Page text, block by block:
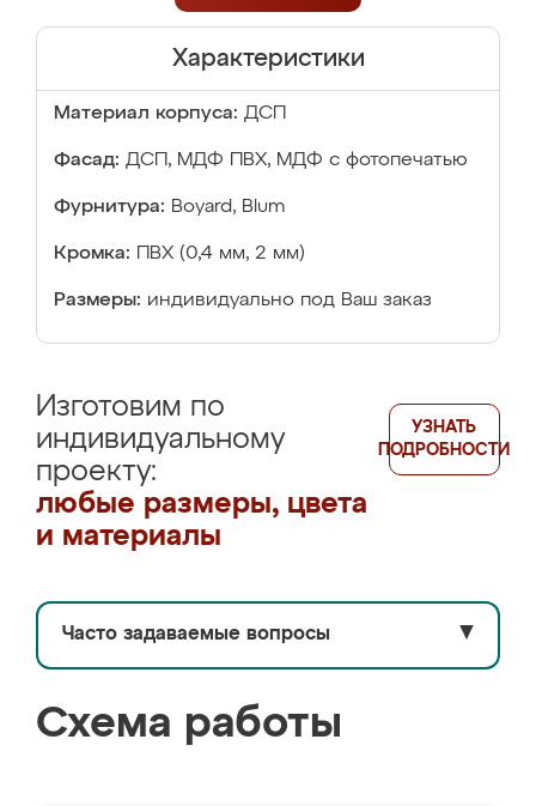
Характеристики
Материал корпуса: ДСП
Фасад: ДСП, МДФ ПВХ, МДФ с фотопечатью
Фурнитура: Boyard, Blum
Кромка: ПВХ (0,4 мм, 2 мм)
Размеры: индивидуально под Ваш заказ
Изготовим по
индивидуальному
проекту:
любые размеры, цвета
и материалы
УЗНАТЬ
ПОДРОБНОСТИ
Часто задаваемые вопросы ▼
Схема работы